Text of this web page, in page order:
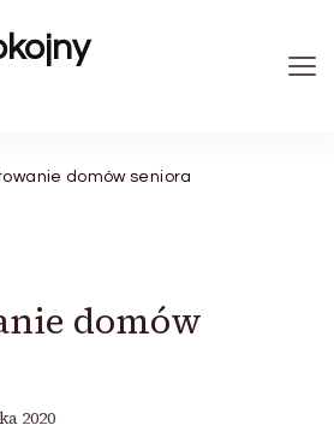
domów seniora
domów
2020